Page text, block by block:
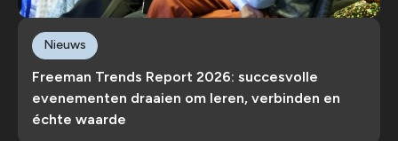
Freeman Trends Report 2026: succesvolle
evenementen draaien om leren, verbinden en
échte waarde
Nieuws